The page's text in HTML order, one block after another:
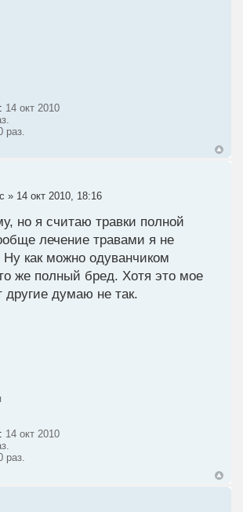
14 окт 2010
раз.
» 14 окт 2010, 18:16
но я считаю травки полной
лечение травами я не
как можно одуванчиком
же полный бред. Хотя это мое
думаю не так.
14 окт 2010
раз.